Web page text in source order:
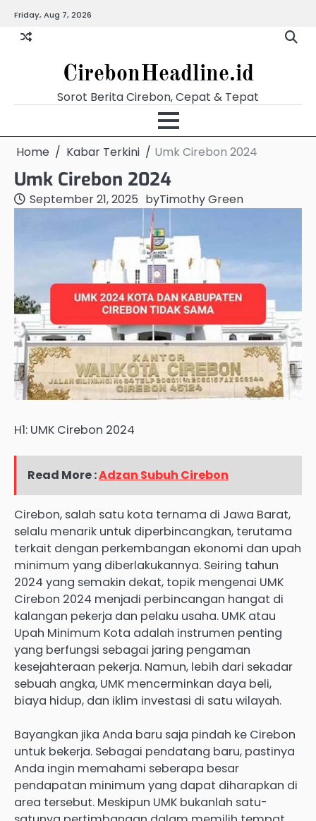
content
Friday, Aug 7, 2026
CirebonHeadline.id
Sorot Berita Cirebon, Cepat & Tepat
Home Kabar Terkini Umk Cirebon 2024
Umk Cirebon 2024
September 21, 2025 byTimothy Green
H1: UMK Cirebon 2024
Read More :Adzan Subuh Cirebon
Cirebon, salah satu kota ternama di Jawa Barat,
selalu menarik untuk diperbincangkan, terutama
terkait dengan perkembangan ekonomi dan upah
minimum yang diberlakukannya. Seiring tahun
2024 yang semakin dekat, topik mengenai UMK
Cirebon 2024 menjadi perbincangan hangat di
kalangan pekerja dan pelaku usaha. UMK atau
Upah Minimum Kota adalah instrumen penting
yang berfungsi sebagai jaring pengaman
kesejahteraan pekerja. Namun, lebih dari sekadar
sebuah angka, UMK mencerminkan daya beli,
biaya hidup, dan iklim investasi di satu wilayah.
Bayangkan jika Anda baru saja pindah ke Cirebon
untuk bekerja. Sebagai pendatang baru, pastinya
Anda ingin memahami seberapa besar
pendapatan minimum yang dapat diharapkan di
area tersebut. Meskipun UMK bukanlah satu-